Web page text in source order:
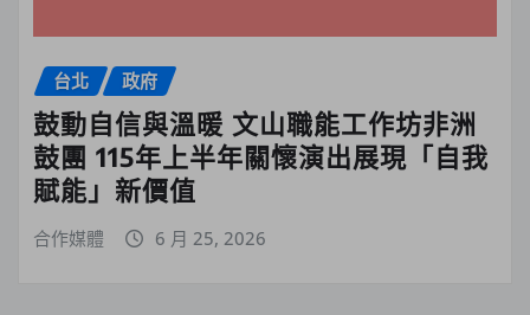
台北 政府
鼓動自信與溫暖 文山職能工作坊非洲
鼓團 115年上半年關懷演出展現「自我
賦能」新價值
合作媒體 6 月 25, 2026